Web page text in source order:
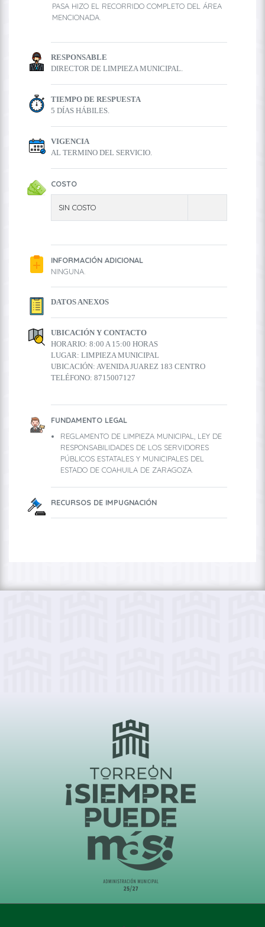
PASA HIZO EL RECORRIDO COMPLETO DEL ÁREA
MENCIONADA.
RESPONSABLE
DIRECTOR DE LIMPIEZA MUNICIPAL.
TIEMPO DE RESPUESTA
5 DÍAS HÁBILES.
VIGENCIA
AL TERMINO DEL SERVICIO.
COSTO
SIN COSTO
INFORMACIÓN ADICIONAL
NINGUNA.
DATOS ANEXOS
UBICACIÓN Y CONTACTO
HORARIO: 8:00 A 15:00 HORAS
LUGAR: LIMPIEZA MUNICIPAL
UBICACIÓN: AVENIDA JUAREZ 183 CENTRO
TELÉFONO: 8715007127
FUNDAMENTO LEGAL
REGLAMENTO DE LIMPIEZA MUNICIPAL, LEY DE
RESPONSABILIDADES DE LOS SERVIDORES
PÚBLICOS ESTATALES Y MUNICIPALES DEL
ESTADO DE COAHUILA DE ZARAGOZA.
RECURSOS DE IMPUGNACIÓN